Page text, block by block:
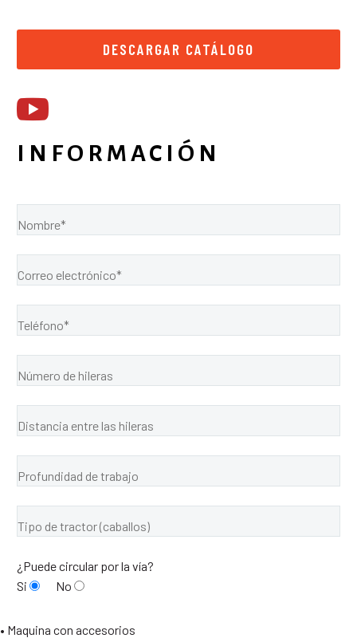
DESCARGAR CATÁLOGO
INFORMACIÓN
¿Puede circular por la vía?
Si
No
• Maquina con accesorios